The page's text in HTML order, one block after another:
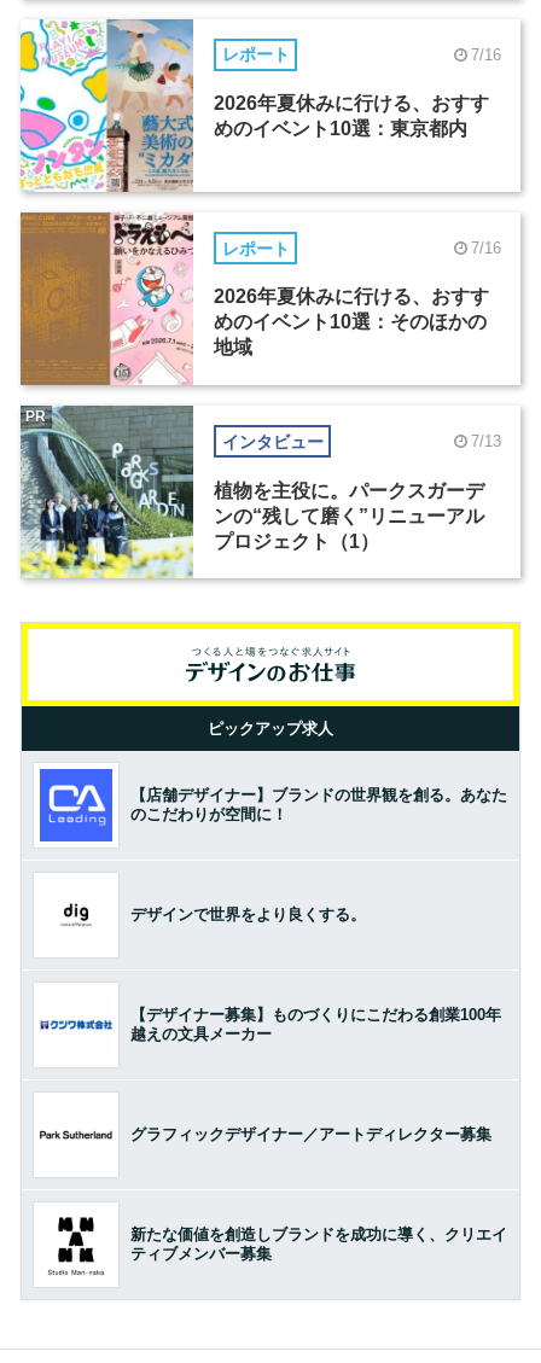
レポート 7/16
2026年夏休みに行ける、おすす
めのイベント10選：東京都内
レポート 7/16
2026年夏休みに行ける、おすす
めのイベント10選：そのほかの
地域
インタビュー 7/13
植物を主役に。パークスガーデ
ンの“残して磨く”リニューアル
プロジェクト（1）
PR
ピックアップ求人
【店舗デザイナー】ブランドの世界観を創る。あなた
のこだわりが空間に！
デザインで世界をより良くする。
【デザイナー募集】ものづくりにこだわる創業100年
越えの文具メーカー
グラフィックデザイナー／アートディレクター募集
新たな価値を創造しブランドを成功に導く、クリエイ
ティブメンバー募集